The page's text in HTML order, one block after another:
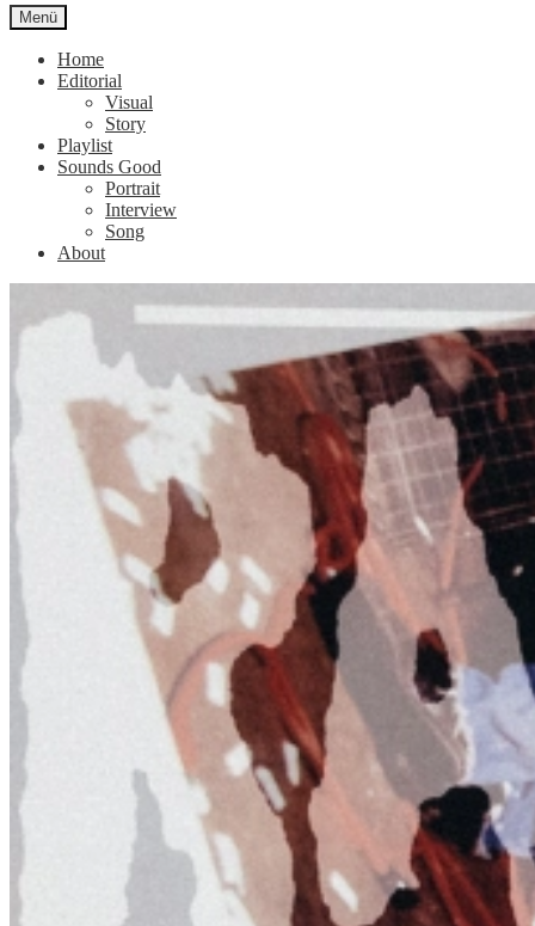
Sound Closet
Menü
Home
Editorial
Visual
Story
Playlist
Sounds Good
Portrait
Interview
Song
About